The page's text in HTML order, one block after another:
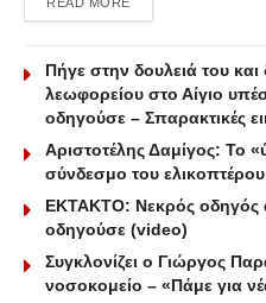
Πήγε στην δουλειά του
λεωφορείου στο Αίγιο
οδηγούσε – Σπαρακτικές
Αριστοτέλης Δαμίγος: Το
σύνδεσμο του
ΕΚΤΑΚΤΟ: Νεκρός οδηγός
οδηγούσε (video)
Συγκλονίζει ο Γιώργος
νοσοκομείο – «Πάμε για